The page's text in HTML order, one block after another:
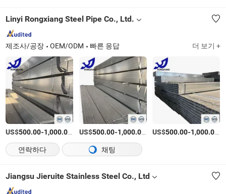
Linyi Rongxiang Steel Pipe Co., Ltd.
제조사/공장 OEM/ODM 빠른 응답 더 보기 +
US$500.00-1,000.00 /티US$500.00-1,000.00 /티US$500.00-1,000.00 /
연락하다
채팅
Jiangsu Jieruite Stainless Steel Co., Ltd